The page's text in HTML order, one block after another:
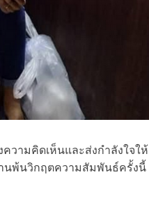
วามคิดเห็นและส่งกำลังใจให้
นพ้นวิกฤตความสัมพันธ์ครั้งนี้